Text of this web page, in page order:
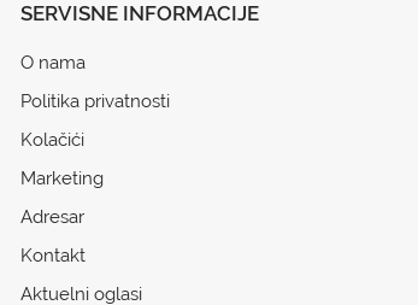
SERVISNE INFORMACIJE
O nama
Politika privatnosti
Kolačići
Marketing
Adresar
Kontakt
Aktuelni oglasi